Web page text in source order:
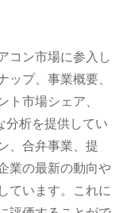
コン市場に参入し
プ、事業概要、
市場シェア、
分析を提供してい
、合弁事業、提
業の最新の動向や
ています。これに